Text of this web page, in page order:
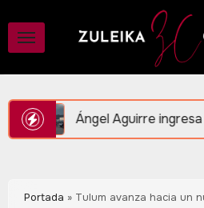
contenido
ingresa al Altiplano, acusado
Portada » Tulum avanza hacia un